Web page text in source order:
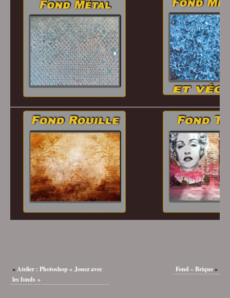
«Atelier : Photoshop « Jouez avec
les fonds »
Fond – Brique»